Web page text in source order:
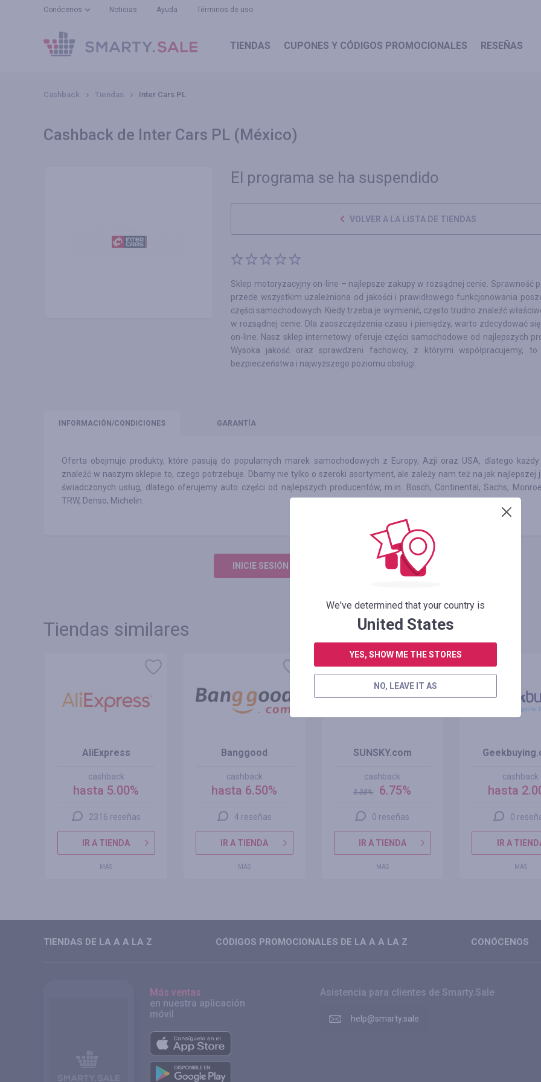
Conócenos Noticias Ayuda Términos de uso
TIENDAS CUPONES Y CÓDIGOS PROMOCIONALES RESEÑAS
Cashback Tiendas Inter Cars PL
Cashback de Inter Cars PL (México)
El programa se ha suspendido
VOLVER A LA LISTA DE TIENDAS
Sklep motoryzacyjny on-line – najlepsze zakupy w rozsądnej cenie. Sprawność
przede wszystkim uzależniona od jakości i prawidłowego funkcjonowania
części samochodowych. Kiedy trzeba je wymienić, często trudno znaleźć
w rozsądnej cenie. Dla zaoszczędzenia czasu i pieniędzy, warto zdecydować
on-line. Nasz sklep internetowy oferuje części samochodowe od najlepszych
Wysoka jakość oraz sprawdzeni fachowcy, z którymi współpracujemy, to
bezpieczeństwa i najwyższego poziomu obsługi.
INFORMACIÓN /CONDICIONES GARANTÍA
Oferta obejmuje produkty, które pasują do popularnych marek samochodowych z Europy, Azji oraz USA, dlatego
znaleźć w naszym sklepie to, czego potrzebuje. Dbamy nie tylko o szeroki asortyment, ale zależy nam też na jak najlepszej
świadczonych usług, dlatego oferujemy auto części od najlepszych producentów, m.in. Bosch, Continental, Sachs,
TRW, Denso, Michelin.
INICIE SESIÓN PARA DEJAR UNA RESEÑA
Tiendas similares
AliExpress
cashback
hasta 5.00%
2316 reseñas
IR A TIENDA
MÁS
Banggood
cashback
hasta 6.50%
4 reseñas
IR A TIENDA
MÁS
oferta
+100%
SUNSKY.com
cashback
3.38% 6.75%
0 reseñas
IR A TIENDA
MÁS
cashback
hasta
0
IR A
MÁS
TIENDAS DE LA A A LA Z CÓDIGOS PROMOCIONALES DE LA A A LA Z CONÓCENOS
Más ventas
en nuestra aplicación
móvil
Asistencia para clientes de Smarty.Sale
help@smarty.sale
We've determined that your country is
United States
YES, SHOW ME THE STORES
NO, LEAVE IT AS